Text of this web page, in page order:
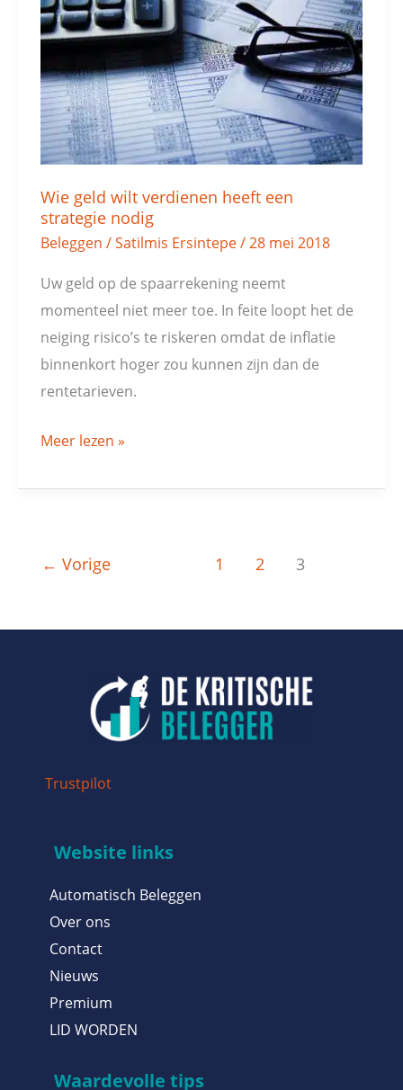
Wie geld wilt verdienen heeft een
strategie nodig
Beleggen /Satilmis Ersintepe/ 28 mei 2018
Uw geld op de spaarrekening neemt
momenteel niet meer toe. In feite loopt het de
neiging risico’s te riskeren omdat de inflatie
binnenkort hoger zou kunnen zijn dan de
rentetarieven.
wilt
verdienen
heeft
een
strategie
nodig
Meer lezen »
← Vorige 1 2 3
Trustpilot
Website links
Automatisch Beleggen
Over ons
Contact
Nieuws
Premium
LID WORDEN
Waardevolle tips